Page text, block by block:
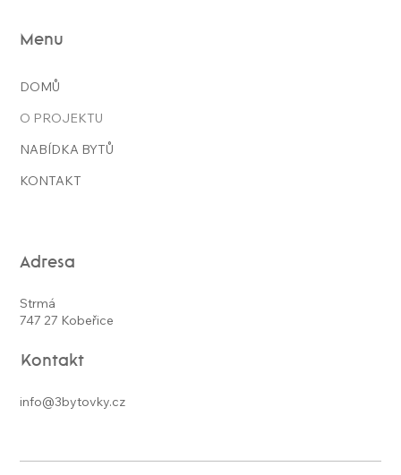
Menu
DOMŮ
O PROJEKTU
NABÍDKA BYTŮ
KONTAKT
Adresa
Strmá
747 27 Kobeřice
Kontakt
info@3bytovky.cz